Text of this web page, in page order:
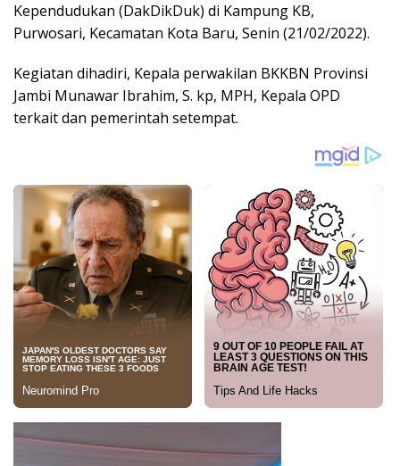
Kependudukan (DakDikDuk) di Kampung KB,
Purwosari, Kecamatan Kota Baru, Senin (21/02/2022).
Kegiatan dihadiri, Kepala perwakilan BKKBN Provinsi
Jambi Munawar Ibrahim, S. kp, MPH, Kepala OPD
terkait dan pemerintah setempat.